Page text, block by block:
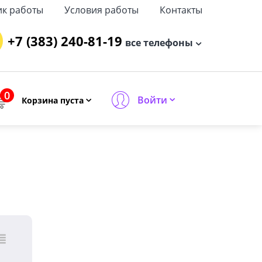
работы Условия работы Контакты
+7 (383) 240-81-19 все телефоны
0 Корзина пуста Войти